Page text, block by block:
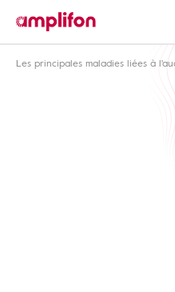
Les principales maladies liées à